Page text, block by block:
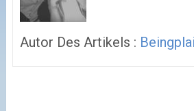
Autor Des Artikels :